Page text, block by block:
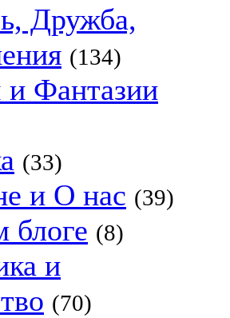
Дружба,
(134)
Фантазии
(33)
и О нас (39)
блоге (8)
и
(70)